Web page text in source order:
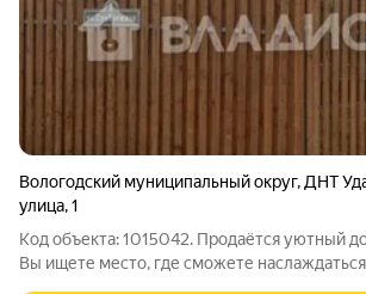
Вологодский муниципальный округ, ДНТ
улица,1
Код объекта: 1015042. Продаётся уютный
Вы ищете место, где сможете